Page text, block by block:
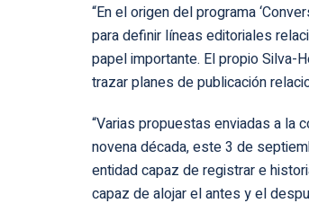
“En el origen del programa
para definir líneas editoriales
papel importante. El propio Silva-
trazar planes de publicación
“Varias propuestas enviadas a la
novena década, este 3 de
entidad capaz de registrar e
capaz de alojar el antes y el